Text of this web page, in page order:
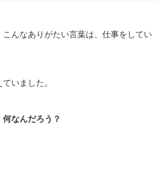
こんなありがたい言葉は、仕事をしてい
いました。
なんだろう？